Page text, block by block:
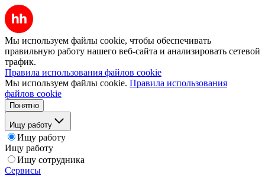
Мы используем файлы cookie, чтобы обеспечивать
правильную работу нашего веб-сайта и анализировать сетевой
трафик.
Правила использования файлов cookie
Мы используем файлы cookie. Правила использования
файлов cookie
Понятно
Ищу работу
Ищу работу
Ищу работу
Ищу сотрудника
Сервисы